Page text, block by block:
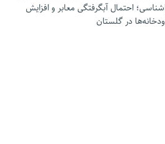
احتمال آبگرفتگی معابر و افزایش
در گلستان